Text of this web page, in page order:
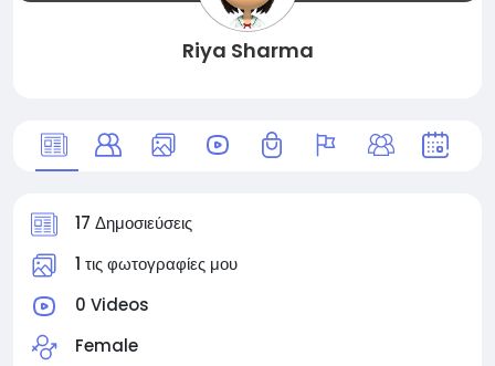
Riya Sharma
17 Δημοσιεύσεις
1 τις φωτογραφίες μου
0 Videos
Female